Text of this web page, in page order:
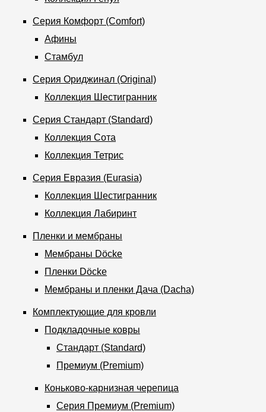
Серия Комфорт (Comfort)
Афины
Стамбул
Серия Ориджинал (Оriginаl)
Коллекция Шестигранник
Серия Стандарт (Standard)
Коллекция Сота
Коллекция Тетрис
Серия Евразия (Eurasia)
Коллекция Шестигранник
Коллекция Лабиринт
Пленки и мембраны
Мембраны Döcke
Пленки Döcke
Мембраны и пленки Дача (Dacha)
Комплектующие для кровли
Подкладочные ковры
Стандарт (Standard)
Премиум (Premium)
Коньково-карнизная черепица
Серия Премиум (Premium)